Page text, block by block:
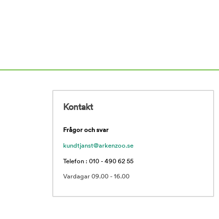
Kontakt
Frågor och svar
kundtjanst@arkenzoo.se
Telefon : 010 - 490 62 55
Vardagar 09.00 - 16.00